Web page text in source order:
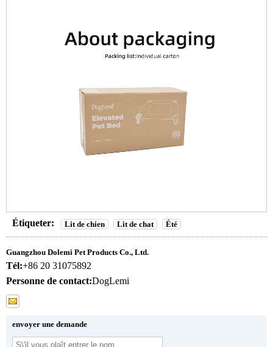
Étiqueter: Lit de chien Lit de chat Été
Guangzhou Dolemi Pet Products Co., Ltd.
Tél:+86 20 31075892
Personne de contact:DogLemi
envoyer une demande